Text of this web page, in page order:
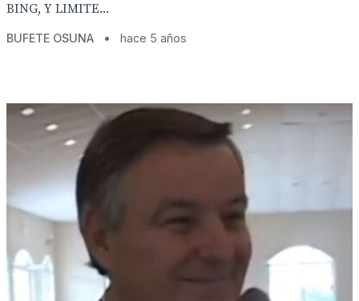
BING, Y LIMITE...
BUFETE OSUNA • hace 5 años